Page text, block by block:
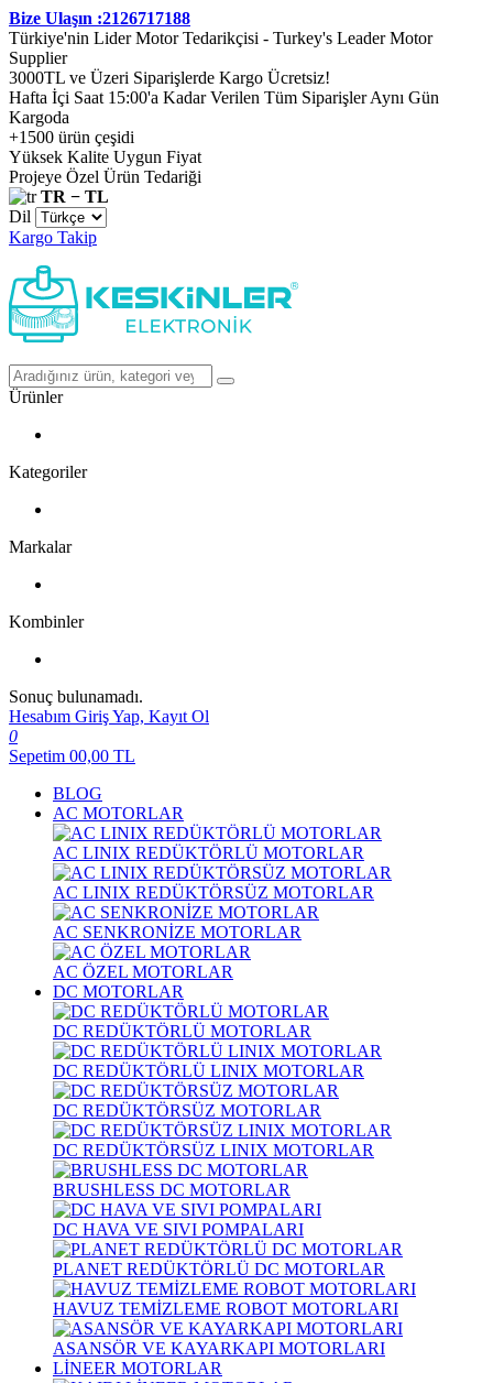
Bize Ulaşın :2126717188
Türkiye'nin Lider Motor Tedarikçisi - Turkey's Leader Motor
Supplier
3000TL ve Üzeri Siparişlerde Kargo Ücretsiz!
Hafta İçi Saat 15:00'a Kadar Verilen Tüm Siparişler Aynı Gün
Kargoda
+1500 ürün çeşidi
Yüksek Kalite Uygun Fiyat
Projeye Özel Ürün Tedariği
TR − TL
Dil
Kargo Takip
Ürünler
Kategoriler
Markalar
Kombinler
Sonuç bulunamadı.
Hesabım Giriş Yap, Kayıt Ol
0
Sepetim 00,00 TL
BLOG
AC MOTORLAR
AC LINIX REDÜKTÖRLÜ MOTORLAR
AC LINIX REDÜKTÖRSÜZ MOTORLAR
AC SENKRONİZE MOTORLAR
AC ÖZEL MOTORLAR
DC MOTORLAR
DC REDÜKTÖRLÜ MOTORLAR
DC REDÜKTÖRLÜ LINIX MOTORLAR
DC REDÜKTÖRSÜZ MOTORLAR
DC REDÜKTÖRSÜZ LINIX MOTORLAR
BRUSHLESS DC MOTORLAR
DC HAVA VE SIVI POMPALARI
PLANET REDÜKTÖRLÜ DC MOTORLAR
HAVUZ TEMİZLEME ROBOT MOTORLARI
ASANSÖR VE KAYARKAPI MOTORLARI
LİNEER MOTORLAR